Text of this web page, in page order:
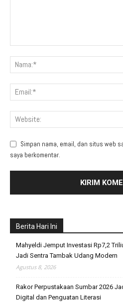
Simpan nama, email, dan situs web
saya berkomentar.
Berita Hari Ini
Mahyeldi Jemput Investasi Rp7,2
Jadi Sentra Tambak Udang Modern
Agustus 8, 2026
Rakor Perpustakaan Sumbar 2026
Digital dan Penguatan Literasi